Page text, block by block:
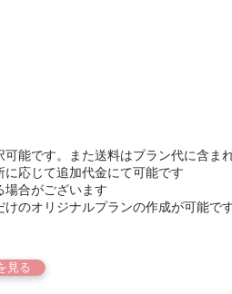
能です。また送料はプラン代に含ま
応じて追加代金にて可能です
合がございます
のオリジナルプランの作成が可能で
見る